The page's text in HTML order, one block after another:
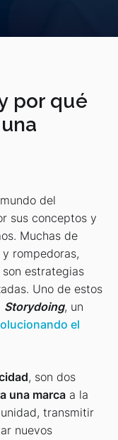
por qué
del
sus conceptos y
Muchas de
rompedoras,
estrategias
Uno de estos
Storydoing, un
el
, son dos
una marca a la
transmitir
nuevos